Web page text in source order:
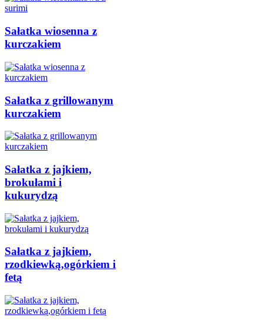
Sałatka wiosenna z
kurczakiem
Sałatka z grillowanym
kurczakiem
Sałatka z jajkiem,
brokułami i
kukurydzą
Sałatka z jajkiem,
rzodkiewką,ogórkiem i
fetą